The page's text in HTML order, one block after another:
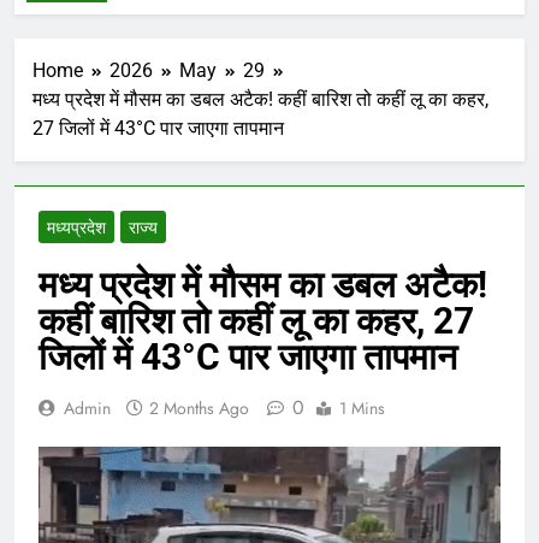
Home 2026 May
29
मध्य प्रदेश में मौसम का डबल अटैक! कहीं बारिश तो कहीं लू का कहर,
27 जिलों में 43°C पार जाएगा तापमान
मध्‍यप्रदेश राज्य
मध्य प्रदेश में मौसम का डबल अटैक!
कहीं बारिश तो कहीं लू का कहर, 27
जिलों में 43°C पार जाएगा तापमान
Admin 2 Months Ago 0 1 Mins